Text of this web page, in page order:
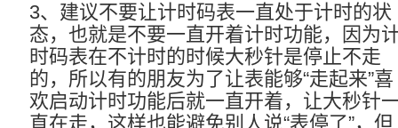
3、建议不要让计时码表一直处于计时的状
态，也就是不要一直开着计时功能，因为
时码表在不计时的时候大秒针是停止不走
的，所以有的朋友为了让表能够“走起来”喜
欢启动计时功能后就一直开着，让大秒针
直在走，这样也能避免别人说“表停了”，但